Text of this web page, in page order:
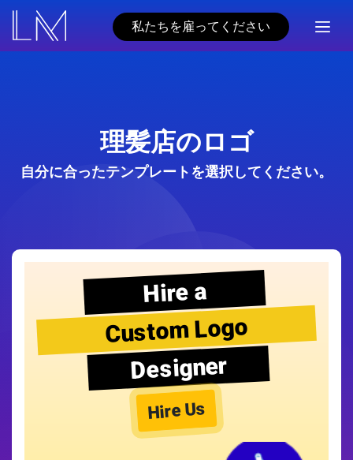
私たちを雇ってください
理髪店のロゴ
自分に合ったテンプレートを選択してください。
Hire a
Custom Logo
Designer
Hire Us